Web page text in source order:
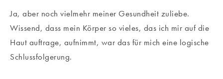
Ja, aber noch vielmehr meiner Gesundheit zuliebe.
Wissend, dass mein Körper so vieles, das ich mir auf die
Haut auftrage, aufnimmt, war das für mich eine logische
Schlussfolgerung.